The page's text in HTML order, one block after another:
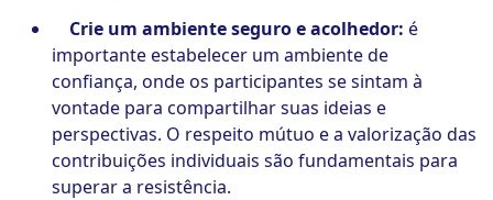
Crie um ambiente seguro e acolhedor: é
importante estabelecer um ambiente de
confiança, onde os participantes se sintam à
vontade para compartilhar suas ideias e
perspectivas. O respeito mútuo e a valorização das
contribuições individuais são fundamentais para
superar a resistência.